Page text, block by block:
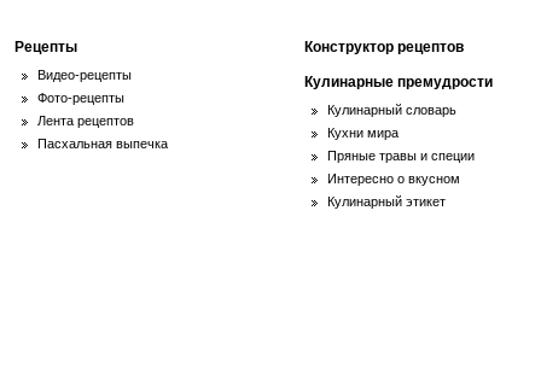
Рецепты
Видео-рецепты
Фото-рецепты
Лента рецептов
Пасхальная выпечка
Конструктор рецептов
Кулинарные премудрости
Кулинарный словарь
Кухни мира
Пряные травы и специи
Интересно о вкусном
Кулинарный этикет